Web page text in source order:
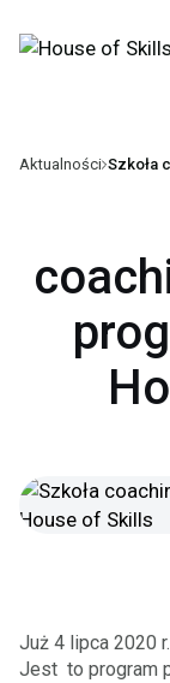
Programy
O nas
Strefa wiedzy
Aktualności Szkoła
Już 4 lipca 2020
Jest to program